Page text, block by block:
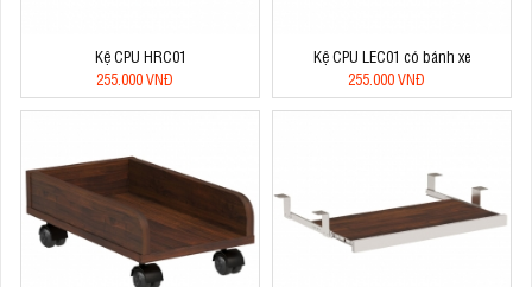
Kệ CPU HRC01
255.000 VNĐ
Kệ CPU LEC01 có bánh xe
255.000 VNĐ